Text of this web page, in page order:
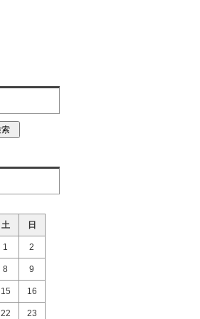
土 日
1 2
8 9
15 16
22 23